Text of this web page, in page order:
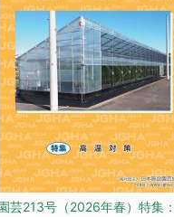
芸213号（2026年春）特集